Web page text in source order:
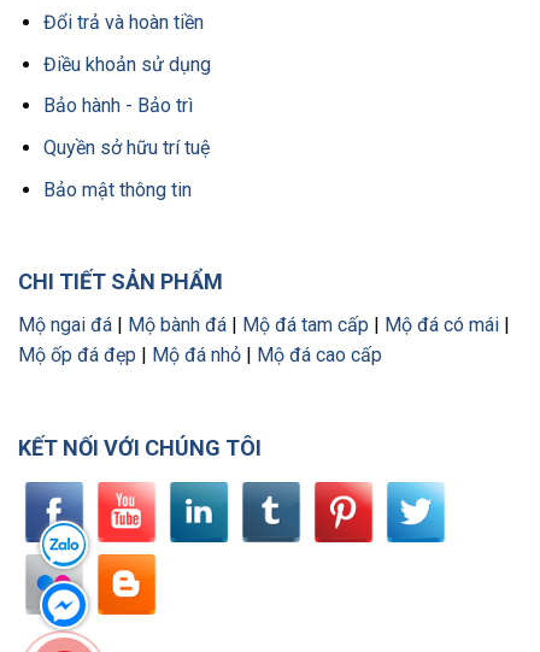
Đổi trả và hoàn tiền
Điều khoản sử dụng
Bảo hành - Bảo trì
Quyền sở hữu trí tuệ
Bảo mật thông tin
CHI TIẾT SẢN PHẨM
Mộ ngai đá Mộ bành đá Mộ đá tam cấp Mộ đá có mái
Mộ ốp đá đẹp
Mộ đá nhỏ Mộ đá cao cấp
KẾT NỐI VỚI CHÚNG TÔI